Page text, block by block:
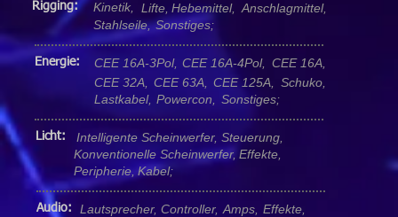
Rigging: Kinetik, Lifte, Hebemittel,
Stahlseile, Sonstiges;
Anschlagmittel,
Energie: CEE 16A-3Pol, CEE 16A-4Pol,
CEE 16A,
CEE 32A,
Lastkabel,
CEE 63A,
CEE 125A,
Powercon,
Sonstiges;
Schuko,
Licht: Intelligente Scheinwerfer, Steuerung,
Konventionelle Scheinwerfer,
Peripherie, Kabel;
Effekte,
Audio: Lautsprecher, Controller, Amps, Effekte,